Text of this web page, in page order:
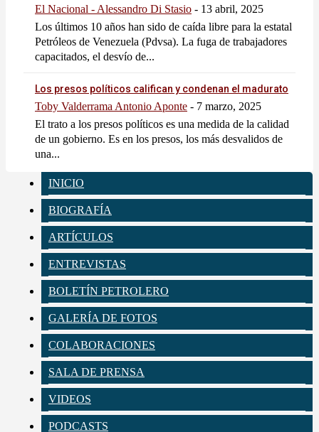
El Nacional - Alessandro Di Stasio - 13 abril, 2025
Los últimos 10 años han sido de caída libre para la estatal
Petróleos de Venezuela (Pdvsa). La fuga de trabajadores
capacitados, el desvío de...
Los presos políticos califican y condenan el madurato
Toby Valderrama Antonio Aponte - 7 marzo, 2025
El trato a los presos políticos es una medida de la calidad
de un gobierno. Es en los presos, los más desvalidos de
una...
INICIO
BIOGRAFÍA
ARTÍCULOS
ENTREVISTAS
BOLETÍN PETROLERO
GALERÍA DE FOTOS
COLABORACIONES
SALA DE PRENSA
VIDEOS
PODCASTS